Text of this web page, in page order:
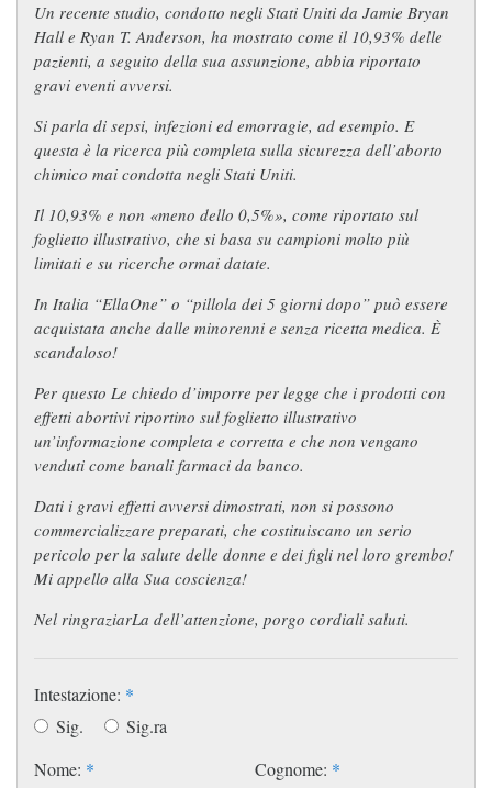
Un recente studio, condotto negli Stati Uniti da Jamie Bryan
Hall e Ryan T. Anderson, ha mostrato come il 10,93% delle
pazienti, a seguito della sua assunzione, abbia riportato
gravi eventi avversi.
Si parla di sepsi, infezioni ed emorragie, ad esempio. E
questa è la ricerca più completa sulla sicurezza dell’aborto
chimico mai condotta negli Stati Uniti.
Il 10,93% e non «meno dello 0,5%», come riportato sul
foglietto illustrativo, che si basa su campioni molto più
limitati e su ricerche ormai datate.
In Italia “EllaOne” o “pillola dei 5 giorni dopo” può essere
acquistata anche dalle minorenni e senza ricetta medica. È
scandaloso!
Per questo Le chiedo d’imporre per legge che i prodotti con
effetti abortivi riportino sul foglietto illustrativo
un’informazione completa e corretta e che non vengano
venduti come banali farmaci da banco.
Dati i gravi effetti avversi dimostrati, non si possono
commercializzare preparati, che costituiscano un serio
pericolo per la salute delle donne e dei figli nel loro grembo!
Mi appello alla Sua coscienza!
Nel ringraziarLa dell’attenzione, porgo cordiali saluti.
Intestazione: *
Sig.
Sig.ra
Nome: * Cognome: *